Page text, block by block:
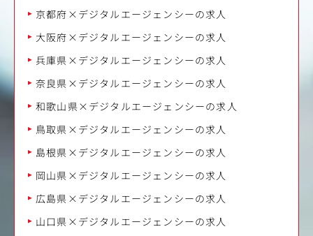
京都府×デジタルエージェンシーの求人
大阪府×デジタルエージェンシーの求人
兵庫県×デジタルエージェンシーの求人
奈良県×デジタルエージェンシーの求人
和歌山県×デジタルエージェンシーの求人
鳥取県×デジタルエージェンシーの求人
島根県×デジタルエージェンシーの求人
岡山県×デジタルエージェンシーの求人
広島県×デジタルエージェンシーの求人
山口県×デジタルエージェンシーの求人